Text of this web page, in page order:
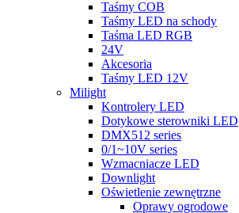
Taśmy COB
Taśmy LED na schody
Taśma LED RGB
24V
Akcesoria
Taśmy LED 12V
Milight
Kontrolery LED
Dotykowe sterowniki LED
DMX512 series
0/1~10V series
Wzmacniacze LED
Downlight
Oświetlenie zewnętrzne
Oprawy ogrodowe